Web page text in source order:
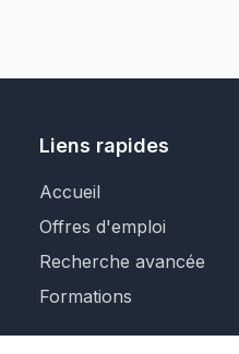
Liens rapides
Accueil
Offres d'emploi
Recherche avancée
Formations